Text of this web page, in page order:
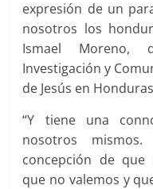
expresión de un
nosotros los
Ismael Moreno,
Investigación y
de Jesús en
“Y tiene una
nosotros
concepción de que
que no valemos y